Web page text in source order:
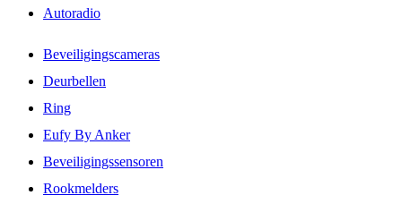
Autoradio
Beveiligingscameras
Deurbellen
Ring
Eufy By Anker
Beveiligingssensoren
Rookmelders